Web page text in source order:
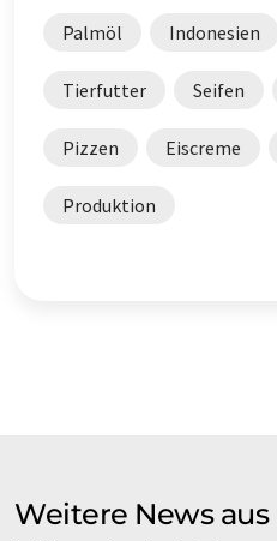
Palmöl Indonesien
Tierfutter Seifen
Pizzen Eiscreme
Produktion
Weitere News